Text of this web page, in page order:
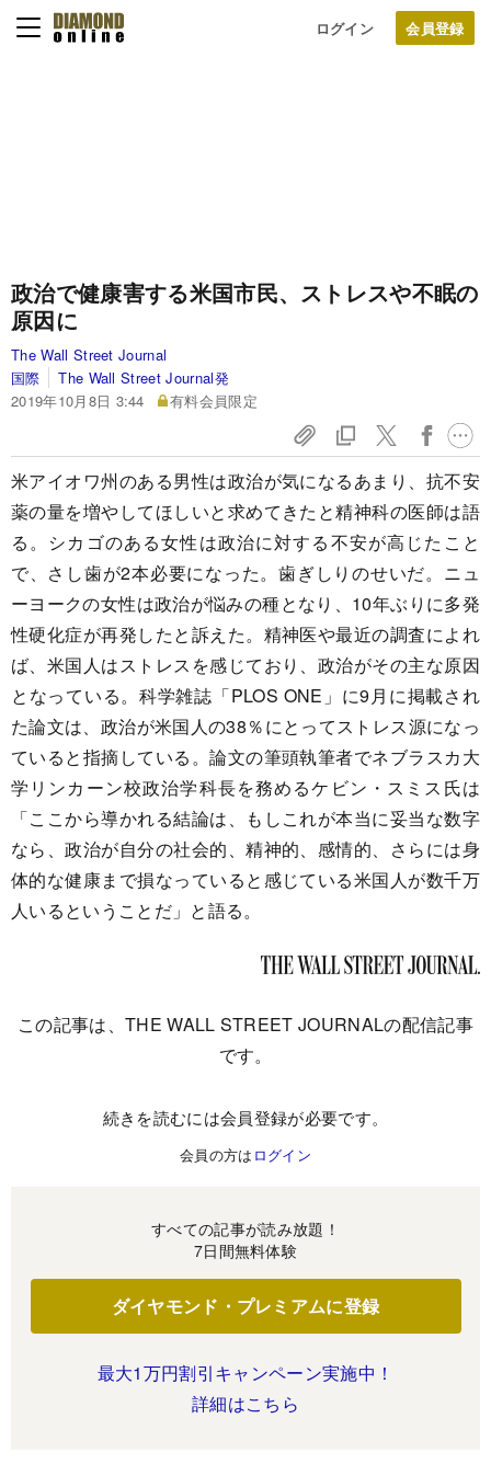
ログイン
政治で健康害する米国市民、ストレスや不眠の
原因に
The Wall Street Journal
国際
The Wall Street Journal発
2019年10月8日 3:44
有料会員限定
米アイオワ州のある男性は政治が気になるあまり、抗不安
薬の量を増やしてほしいと求めてきたと精神科の医師は語
る。シカゴのある女性は政治に対する不安が高じたこと
で、さし歯が2本必要になった。歯ぎしりのせいだ。ニュ
ーヨークの女性は政治が悩みの種となり、10年ぶりに多発
性硬化症が再発したと訴えた。精神医や最近の調査によれ
ば、米国人はストレスを感じており、政治がその主な原因
となっている。科学雑誌「PLOS ONE」に9月に掲載され
た論文は、政治が米国人の38％にとってストレス源になっ
ていると指摘している。論文の筆頭執筆者でネブラスカ大
学リンカーン校政治学科長を務めるケビン・スミス氏は
「ここから導かれる結論は、もしこれが本当に妥当な数字
なら、政治が自分の社会的、精神的、感情的、さらには身
体的な健康まで損なっていると感じている米国人が数千万
人いるということだ」と語る。
この記事は、THE WALL STREET JOURNALの配信記事
です。
続きを読むには会員登録が必要です。
会員の方は ログイン
すべての記事が読み放題！
7日間無料体験
ダイヤモンド・プレミアムに登録
最大1万円割引キャンペーン実施中！
詳細はこちら